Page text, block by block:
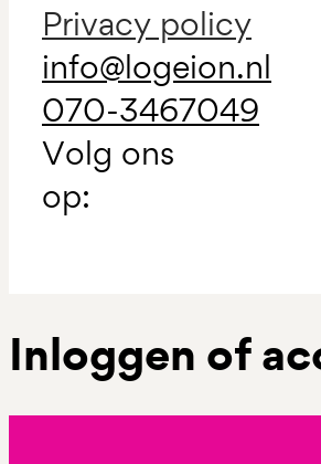
Privacy policy
info@logeion.nl
070-3467049
Volg ons
op:
Inloggen of